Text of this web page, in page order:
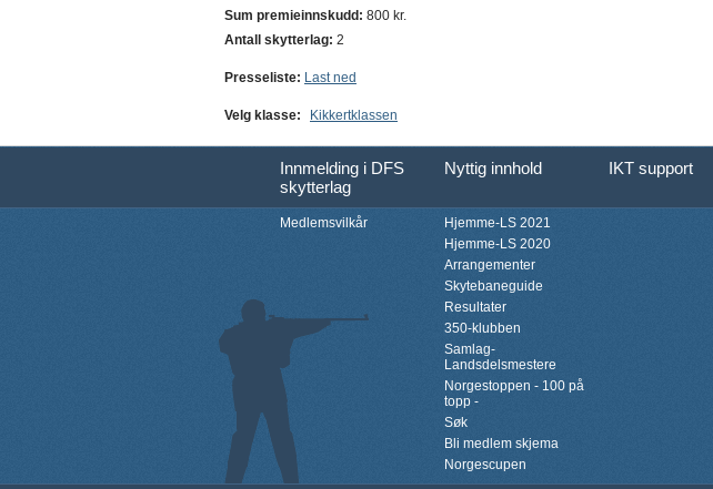
Sum premieinnskudd: 800 kr.
Antall skytterlag: 2
Presseliste: Last ned
Velg klasse: Kikkertklassen
Innmelding i DFS
skytterlag
Nyttig innhold IKT support
Medlemsvilkår
Hjemme-LS 2021
Hjemme-LS 2020
Arrangementer
Skytebaneguide
Resultater
350-klubben
Samlag-
Landsdelsmestere
Norgestoppen - 100 på
topp -
Søk
Bli medlem skjema
Norgescupen